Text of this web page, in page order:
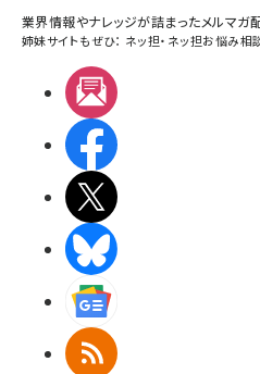
業界情報やナレッジが詰まったメルマガ
姉妹サイトもぜひ： ネッ担・ ネッ担お悩み相
RSS